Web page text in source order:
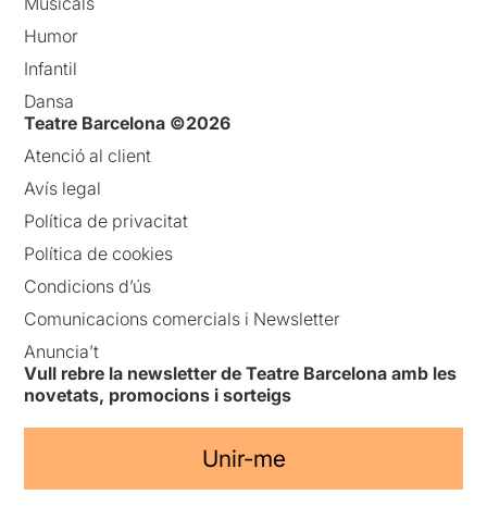
Humor
Infantil
Dansa
Teatre Barcelona ©2026
Atenció al client
Avís legal
Política de privacitat
Política de cookies
Condicions d’ús
Comunicacions comercials i Newsletter
Anuncia’t
Vull rebre la newsletter de Teatre Barcelona amb les
novetats, promocions i sorteigs
Unir-me